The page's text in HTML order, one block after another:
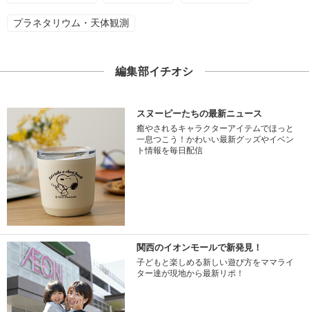
プラネタリウム・天体観測
編集部イチオシ
スヌーピーたちの最新ニュース
癒やされるキャラクターアイテムでほっと
一息つこう！かわいい最新グッズやイベン
ト情報を毎日配信
関西のイオンモールで新発見！
子どもと楽しめる新しい遊び方をママライ
ター達が現地から最新リポ！